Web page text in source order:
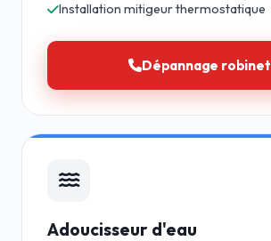
Installation mitigeur thermostatique
Dépannage robinet
Adoucisseur d'eau